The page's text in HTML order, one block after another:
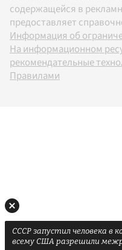
содержащейся в
предоставляет
Информация об
На информационном
рекомендательные
Правилами
СССР запустил человека в
всему США разрешили